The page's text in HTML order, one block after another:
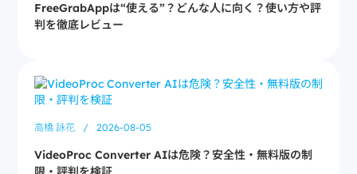
FreeGrabAppは“使える”？どんな人に向く？使い方や評
判を徹底レビュー
高橋 詠花 / 2026-08-05
VideoProc Converter AIは危険？安全性・無料版の制